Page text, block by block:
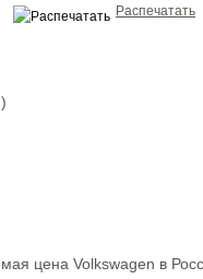
Распечатать
цена Volkswagen в